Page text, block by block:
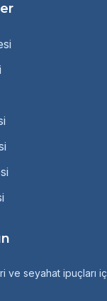
ve seyahat ipuçları